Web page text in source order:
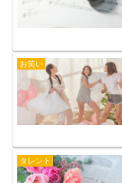
お笑い
タレント